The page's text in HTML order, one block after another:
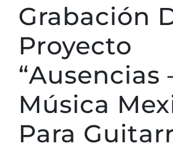
Grabación
Proyecto
“Ausencias
Música
Para